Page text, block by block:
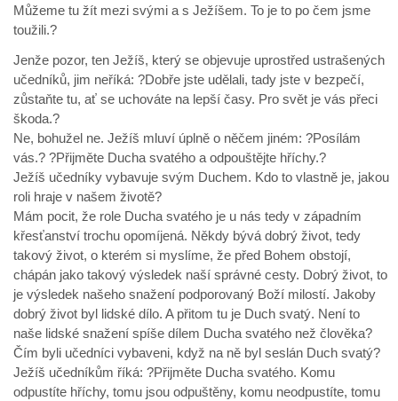
Můžeme tu žít mezi svými a s Ježíšem. To je to po čem jsme
toužili.?
Jenže pozor, ten Ježíš, který se objevuje uprostřed ustrašených
učedníků, jim neříká: ?Dobře jste udělali, tady jste v bezpečí,
zůstaňte tu, ať se uchováte na lepší časy. Pro svět je vás přeci
škoda.?
Ne, bohužel ne. Ježíš mluví úplně o něčem jiném: ?Posílám
vás.? ?Přijměte Ducha svatého a odpouštějte hříchy.?
Ježíš učedníky vybavuje svým Duchem. Kdo to vlastně je, jakou
roli hraje v našem životě?
Mám pocit, že role Ducha svatého je u nás tedy v západním
křesťanství trochu opomíjená. Někdy bývá dobrý život, tedy
takový život, o kterém si myslíme, že před Bohem obstojí,
chápán jako takový výsledek naší správné cesty. Dobrý život, to
je výsledek našeho snažení podporovaný Boží milostí. Jakoby
dobrý život byl lidské dílo. A přitom tu je Duch svatý. Není to
naše lidské snažení spíše dílem Ducha svatého než člověka?
Čím byli učedníci vybaveni, když na ně byl seslán Duch svatý?
Ježíš učedníkům říká: ?Přijměte Ducha svatého. Komu
odpustíte hříchy, tomu jsou odpuštěny, komu neodpustíte, tomu